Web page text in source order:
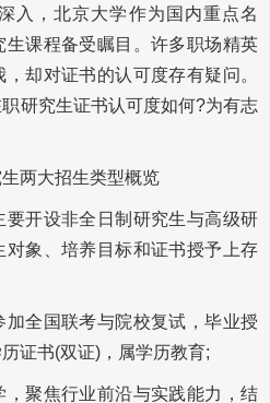
，北京大学作为国内重点名
课程备受瞩目。许多职场精英
却对证书的认可度存有疑问。
研究生证书认可度如何?为有志
两大招生类型概览
开设非全日制研究生与高级研
象、培养目标和证书授予上存
全国联考与院校复试，毕业授
证书(双证)，属学历教育;
聚焦行业前沿与实践能力，结